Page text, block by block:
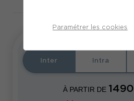
Paramétrer les cookies
Inter Intra
À PARTIR DE 1490